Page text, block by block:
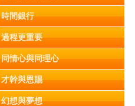
時間銀行
過程更重要
同情心與同理心
才幹與恩賜
幻想與夢想